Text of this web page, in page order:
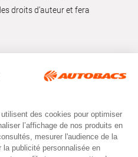
droits d’auteur et fera
© Autobacs